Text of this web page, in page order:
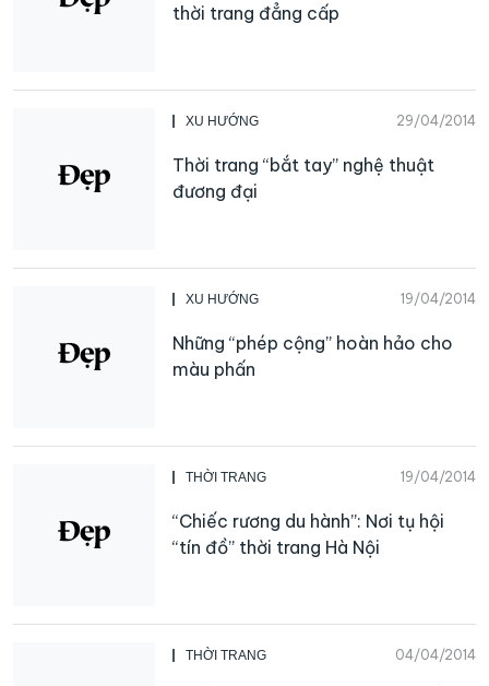
thời trang đẳng cấp
XU HƯỚNG 29/04/2014
Thời trang “bắt tay” nghệ thuật
đương đại
XU HƯỚNG 19/04/2014
Những “phép cộng” hoàn hảo cho
màu phấn
THỜI TRANG 19/04/2014
“Chiếc rương du hành”: Nơi tụ hội
“tín đồ” thời trang Hà Nội
THỜI TRANG 04/04/2014